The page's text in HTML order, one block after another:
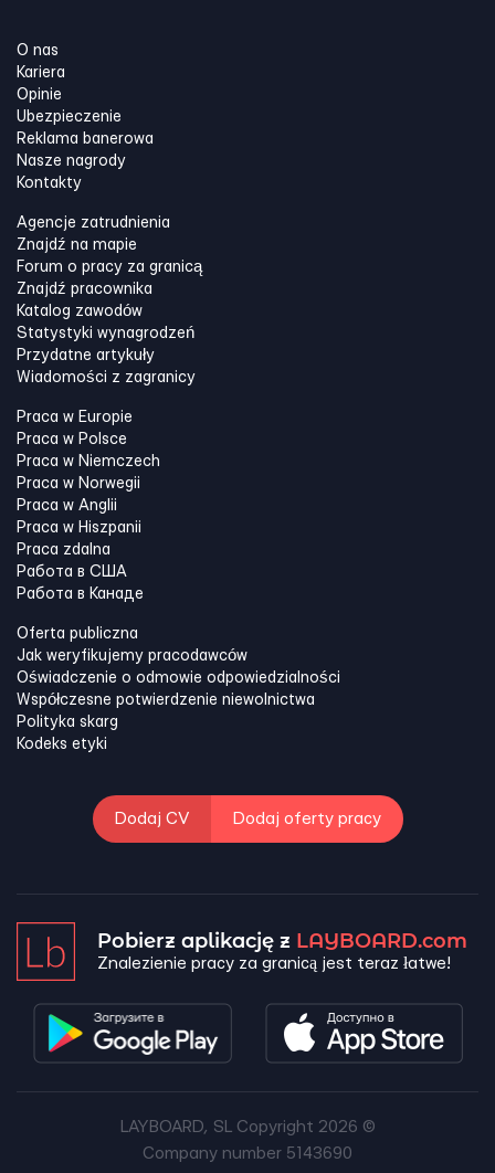
O nas
Kariera
Opinie
Ubezpieczenie
Reklama banerowa
Nasze nagrody
Kontakty
Agencje zatrudnienia
Znajdź na mapie
Forum o pracy za granicą
Znajdź pracownika
Katalog zawodów
Statystyki wynagrodzeń
Przydatne artykuły
Wiadomości z zagranicy
Praca w Europie
Praca w Polsce
Praca w Niemczech
Praca w Norwegii
Praca w Anglii
Praca w Hiszpanii
Praca zdalna
Работа в США
Работа в Канадe
Oferta publiczna
Jak weryfikujemy pracodawców
Oświadczenie o odmowie odpowiedzialności
Współczesne potwierdzenie niewolnictwa
Polityka skarg
Kodeks etyki
Dodaj CV Dodaj oferty pracy
Pobierz aplikację z LAYBOARD.com
Znalezienie pracy za granicą jest teraz łatwe!
LAYBOARD, SL Copyright 2026 ©
Company number 5143690